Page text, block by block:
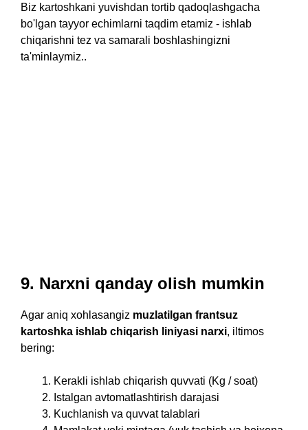
Biz kartoshkani yuvishdan tortib qadoqlashgacha
bo'lgan tayyor echimlarni taqdim etamiz - ishlab
chiqarishni tez va samarali boshlashingizni
ta'minlaymiz..
9. Narxni qanday olish mumkin
Agar aniq xohlasangiz muzlatilgan frantsuz
kartoshka ishlab chiqarish liniyasi narxi, iltimos
bering:
Kerakli ishlab chiqarish quvvati (Kg / soat)
Istalgan avtomatlashtirish darajasi
Kuchlanish va quvvat talablari